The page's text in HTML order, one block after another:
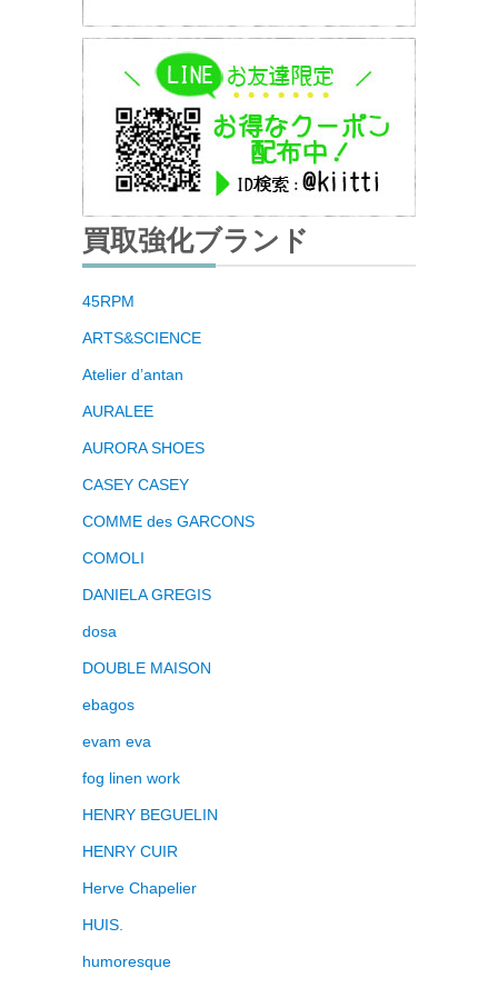
買取強化ブランド
45RPM
ARTS&SCIENCE
Atelier d’antan
AURALEE
AURORA SHOES
CASEY CASEY
COMME des GARCONS
COMOLI
DANIELA GREGIS
dosa
DOUBLE MAISON
ebagos
evam eva
fog linen work
HENRY BEGUELIN
HENRY CUIR
Herve Chapelier
HUIS.
humoresque